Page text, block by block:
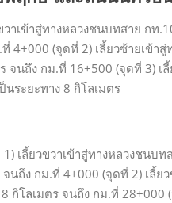
าเข้าสู่ทางหลวงชนบทสาย กท
4+000 (จุดที่ 2) เลี้ยวซ้ายเข้า
นถึง กม.ที่ 16+500 (จุดที่ 3) เลี้
ระยะทาง 8 กิโลเมตร
เลี้ยวขวาเข้าสู่ทางหลวงชนบท
ถึง กม.ที่ 4+000 (จุดที่ 2) เลี้ย
โลเมตร จนถึง กม.ที่ 28+000 (